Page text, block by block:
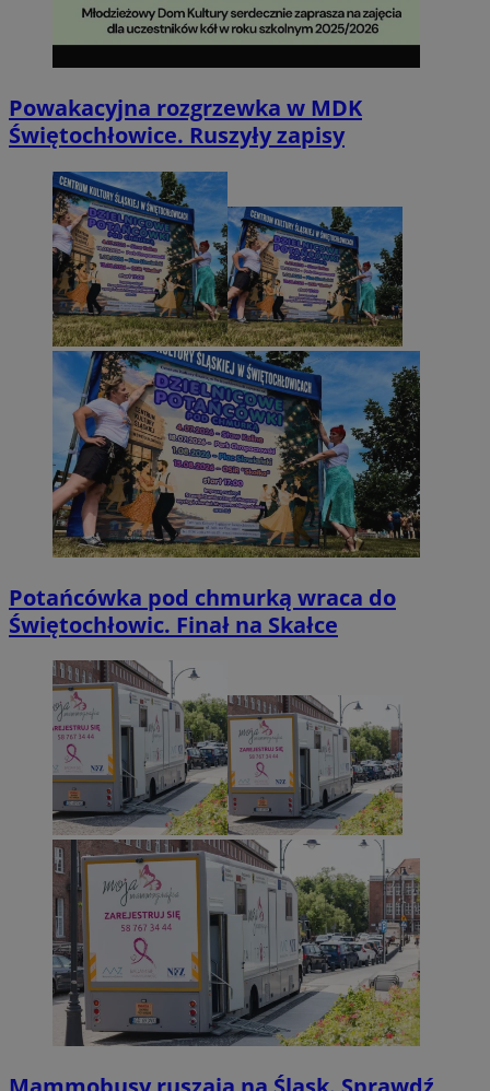
Powakacyjna rozgrzewka w MDK
Świętochłowice. Ruszyły zapisy
Potańcówka pod chmurką wraca do
Świętochłowic. Finał na Skałce